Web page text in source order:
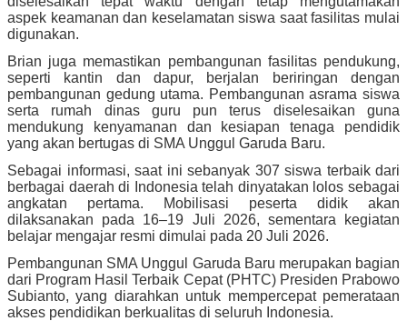
aspek keamanan dan keselamatan siswa saat fasilitas mulai
digunakan.
Brian juga memastikan pembangunan fasilitas pendukung,
seperti kantin dan dapur, berjalan beriringan dengan
pembangunan gedung utama. Pembangunan asrama siswa
serta rumah dinas guru pun terus diselesaikan guna
mendukung kenyamanan dan kesiapan tenaga pendidik
yang akan bertugas di SMA Unggul Garuda Baru.
Sebagai informasi, saat ini sebanyak 307 siswa terbaik dari
berbagai daerah di Indonesia telah dinyatakan lolos sebagai
angkatan pertama. Mobilisasi peserta didik akan
dilaksanakan pada 16–19 Juli 2026, sementara kegiatan
belajar mengajar resmi dimulai pada 20 Juli 2026.
Pembangunan SMA Unggul Garuda Baru merupakan bagian
dari Program Hasil Terbaik Cepat (PHTC) Presiden Prabowo
Subianto, yang diarahkan untuk mempercepat pemerataan
akses pendidikan berkualitas di seluruh Indonesia.